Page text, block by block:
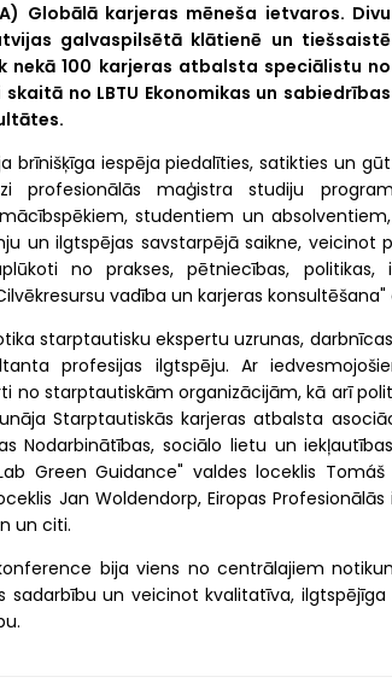
Globālā karjeras mēneša ietvaros. Divu
galvaspilsētā klātienē un tiešsaistē
nekā 100 karjeras atbalsta speciālistu no
no LBTU Ekonomikas un sabiedrības
brīnišķīga iespēja piedalīties, satikties un gūt
profesionālās maģistra studiju
studentiem un
un ilgtspējas savstarpējā saikne, veicinot
no prakses, pētniecības, politikas,
vadība un karjeras konsultēšana"
starptautisku ekspertu uzrunas,
profesijas ilgtspēju. Ar
no starptautiskām organizācijām, kā arī
Starptautiskās karjeras atbalsta
Nodarbinātības, sociālo lietu un
Green Guidance" valdes loceklis
Jan Woldendorp, Eiropas
un citi.
bija viens no centrālajiem
sadarbību un veicinot kvalitatīva,